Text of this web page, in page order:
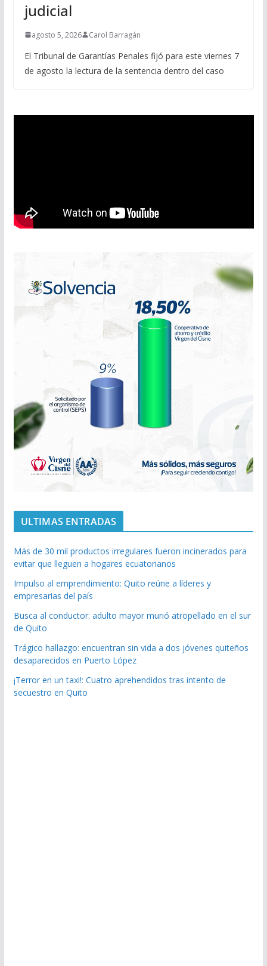
judicial
agosto 5, 2026 Carol Barragán
El Tribunal de Garantías Penales fijó para este viernes 7
de agosto la lectura de la sentencia dentro del caso
ULTIMAS ENTRADAS
Más de 30 mil productos irregulares fueron incinerados para
evitar que lleguen a hogares ecuatorianos
Impulso al emprendimiento: Quito reúne a líderes y
empresarias del país
Busca al conductor: adulto mayor murió atropellado en el sur
de Quito
Trágico hallazgo: encuentran sin vida a dos jóvenes quiteños
desaparecidos en Puerto López
¡Terror en un taxi!: Cuatro aprehendidos tras intento de
secuestro en Quito